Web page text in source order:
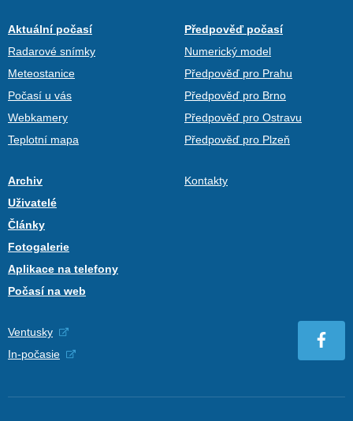
Aktuální počasí
Radarové snímky
Meteostanice
Počasí u vás
Webkamery
Teplotní mapa
Předpověď počasí
Numerický model
Předpověď pro Prahu
Předpověď pro Brno
Předpověď pro Ostravu
Předpověď pro Plzeň
Archiv
Uživatelé
Články
Fotogalerie
Aplikace na telefony
Počasí na web
Kontakty
Ventusky
In-počasie